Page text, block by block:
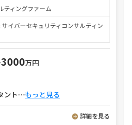
ティングファーム
サイバーセキュリティコンサルティン
3000万円
ント⋯もっと見る
詳細を見る